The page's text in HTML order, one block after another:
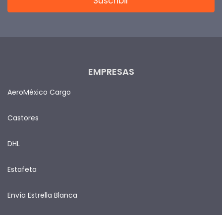
EMPRESAS
AeroMéxico Cargo
Castores
DHL
Estafeta
Envía Estrella Blanca